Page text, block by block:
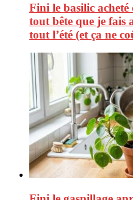
Fini le basilic acheté
tout bête que je fais
tout l’été (et ça ne